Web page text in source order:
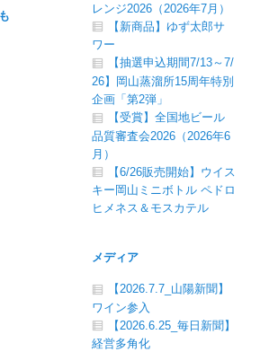
レンジ2026（2026年7月）
【新商品】ゆず太郎サ
ワー
【抽選申込期間7/13～7/
26】岡山蒸溜所15周年特別
企画「第2弾」
【受賞】全国地ビール
品質審査会2026（2026年6
月）
【6/26販売開始】ウイス
キー岡山ミニボトル ペドロ
ヒメネス＆モスカテル
メディア
【2026.7.7_山陽新聞】
ワイン参入
【2026.6.25_毎日新聞】
経営多角化